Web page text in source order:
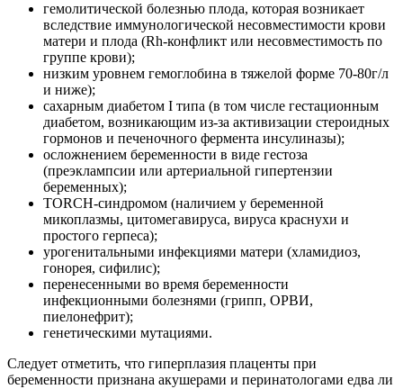
гемолитической болезнью плода, которая возникает
вследствие иммунологической несовместимости крови
матери и плода (Rh-конфликт или несовместимость по
группе крови);
низким уровнем гемоглобина в тяжелой форме 70-80г/л
и ниже);
сахарным диабетом I типа (в том числе гестационным
диабетом, возникающим из-за активизации стероидных
гормонов и печеночного фермента инсулиназы);
осложнением беременности в виде гестоза
(преэклампсии или артериальной гипертензии
беременных);
TORCH-синдромом (наличием у беременной
микоплазмы, цитомегавируса, вируса краснухи и
простого герпеса);
урогенитальными инфекциями матери (хламидиоз,
гонорея, сифилис);
перенесенными во время беременности
инфекционными болезнями (грипп, ОРВИ,
пиелонефрит);
генетическими мутациями.
Следует отметить, что гиперплазия плаценты при
беременности признана акушерами и перинатологами едва ли